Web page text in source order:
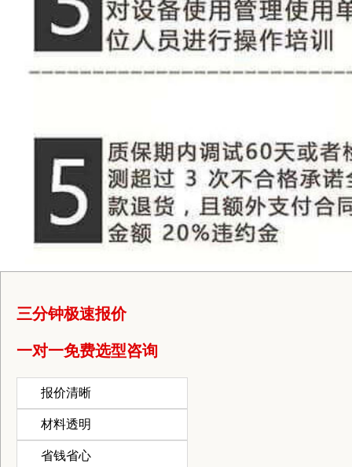
三分钟极速报价
一对一免费选型咨询
报价清晰
材料透明
省钱省心